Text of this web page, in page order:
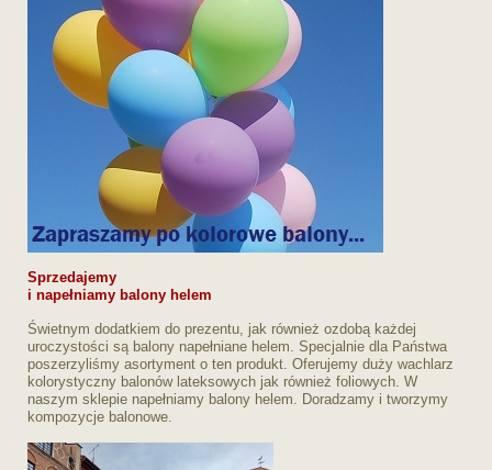
Sprzedajemy
i napełniamy balony helem
Świetnym dodatkiem do prezentu, jak również ozdobą każdej
uroczystości są balony napełniane helem. Specjalnie dla Państwa
poszerzyliśmy asortyment o ten produkt. Oferujemy duży wachlarz
kolorystyczny balonów lateksowych jak również foliowych. W
naszym sklepie napełniamy balony helem. Doradzamy i tworzymy
kompozycje balonowe.